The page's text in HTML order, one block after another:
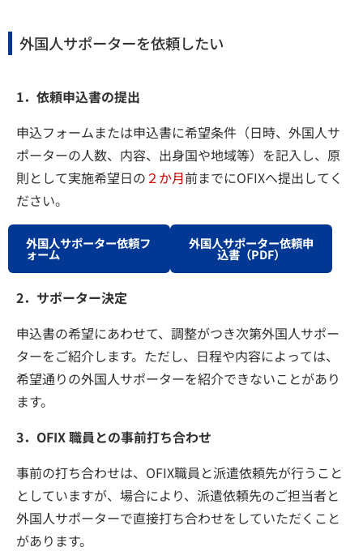
外国人サポーターを依頼したい
1．依頼申込書の提出
申込フォームまたは申込書に希望条件（日時、外国人サ
ポーターの人数、内容、出身国や地域等）を記入し、原
則として実施希望日の２か月前までにOFIXへ提出してく
ださい。
外国人サポーター依頼フ
ォーム
外国人サポーター依頼申
込書（PDF）
2．サポーター決定
申込書の希望にあわせて、調整がつき次第外国人サポー
ターをご紹介します。ただし、日程や内容によっては、
希望通りの外国人サポーターを紹介できないことがあり
ます。
3．OFIX 職員との事前打ち合わせ
事前の打ち合わせは、OFIX職員と派遣依頼先が行うこと
としていますが、場合により、派遣依頼先のご担当者と
外国人サポーターで直接打ち合わせをしていただくこと
があります。